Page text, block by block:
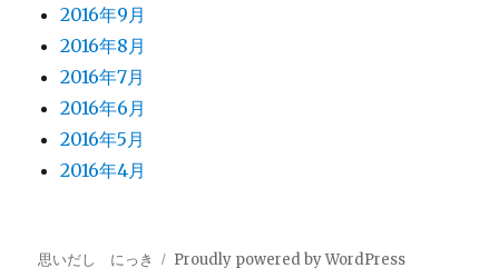
2016年9月
2016年8月
2016年7月
2016年6月
2016年5月
2016年4月
思いだし にっき Proudly powered by WordPress